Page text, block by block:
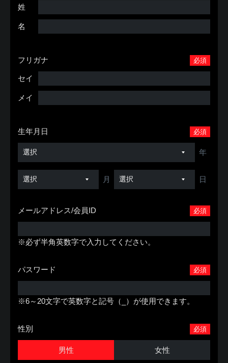
姓
名
必須
フリガナ
セイ
メイ
必須
生年月日
年
月 日
必須
メールアドレス/会員ID
※必ず半角英数字で入力してください。
必須
パスワード
※6～20文字で英数字と記号（_）が使用できます。
必須
性別
男性 女性